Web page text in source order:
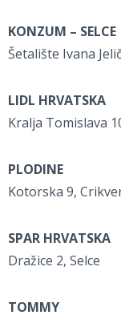
KONZUM – SELCE
Šetalište Ivana
LIDL HRVATSKA
Kralja Tomislava
PLODINE
Kotorska 9,
SPAR HRVATSKA
Dražice 2, Selce
TOMMY